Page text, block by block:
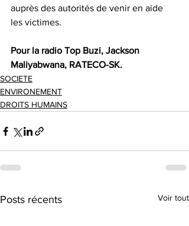
auprès des autorités de venir en aide
les victimes.
Pour la radio Top Buzi, Jackson
Maliyabwana, RATECO-SK.
SOCIETE
ENVIRONEMENT
DROITS HUMAINS
Posts récents Voir tout